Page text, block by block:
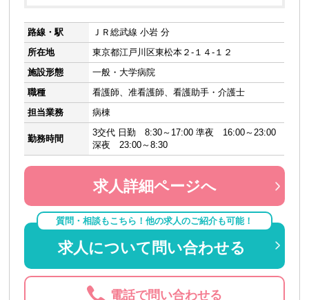
路線・駅
ＪＲ総武線 小岩 分
所在地
東京都江戸川区東松本２-１４-１２
施設形態
一般・大学病院
職種
看護師、准看護師、看護助手・介護士
担当業務
病棟
勤務時間
3交代 日勤 8:30～17:00 準夜 16:00～23:00
深夜 23:00～8:30
求人詳細ページへ
質問・相談もこちら！他の求人のご紹介も可能！
求人について問い合わせる
電話で問い合わせる